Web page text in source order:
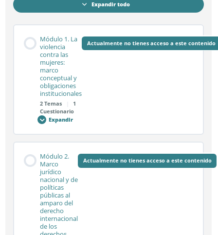
Expandir todo
Módulos
Módulo 1. La
violencia
contra las
mujeres:
marco
conceptual y
obligaciones
institucionales
2 Temas
1
Cuestionario
Actualmente no tienes acceso a este contenido
Expandir
Módulo
La
violencia
las
mujeres:
marco
conceptual
y
obligaciones
institucionales
0% COMPLETADO 0/2 pasos
Sesión síncrona 1.1
Sesión síncrona 1.2
Módulo 2.
Marco
jurídico
nacional y de
políticas
públicas al
amparo del
derecho
internacional
de los
Actualmente no tienes acceso a este contenido